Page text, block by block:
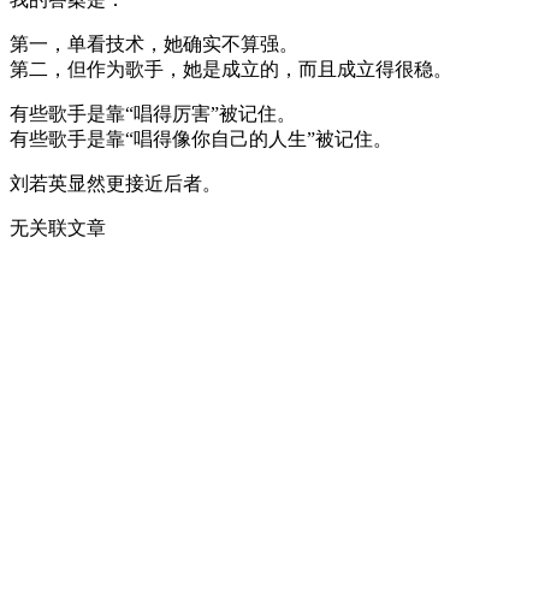
第一，单看技术，她确实不算强。
第二，但作为歌手，她是成立的，而且成立得很稳。
有些歌手是靠“唱得厉害”被记住。
有些歌手是靠“唱得像你自己的人生”被记住。
刘若英显然更接近后者。
无关联文章